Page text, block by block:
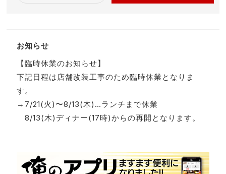
お知らせ
【臨時休業のお知らせ】
下記日程は店舗改装工事のため臨時休業となりま
す。
→7/21(火)〜8/13(木)…ランチまで休業
8/13(木)ディナー(17時)からの再開となります。